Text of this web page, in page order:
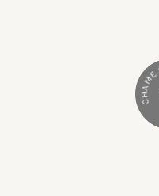
C
H
A
M
E